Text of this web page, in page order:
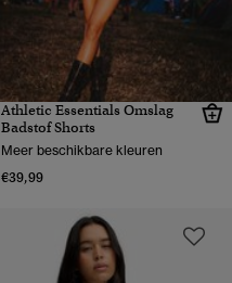
Athletic Essentials Omslag
Badstof Shorts
Meer beschikbare kleuren
€39,99